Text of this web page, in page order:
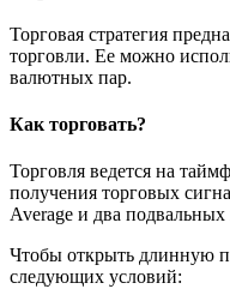
Торговая стратегия
торговли. Ее можно
валютных пар.
Как торговать?
Торговля ведется на
получения торговых
Average и два
Чтобы открыть длинную
следующих условий: